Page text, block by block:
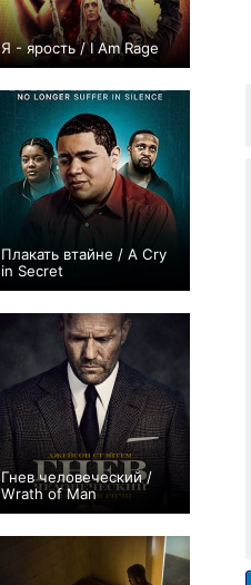
Я - ярость / I Am Rage
0
Плакать втайне / A Cry
in Secret
0
Гнев человеческий /
Wrath of Man
+310